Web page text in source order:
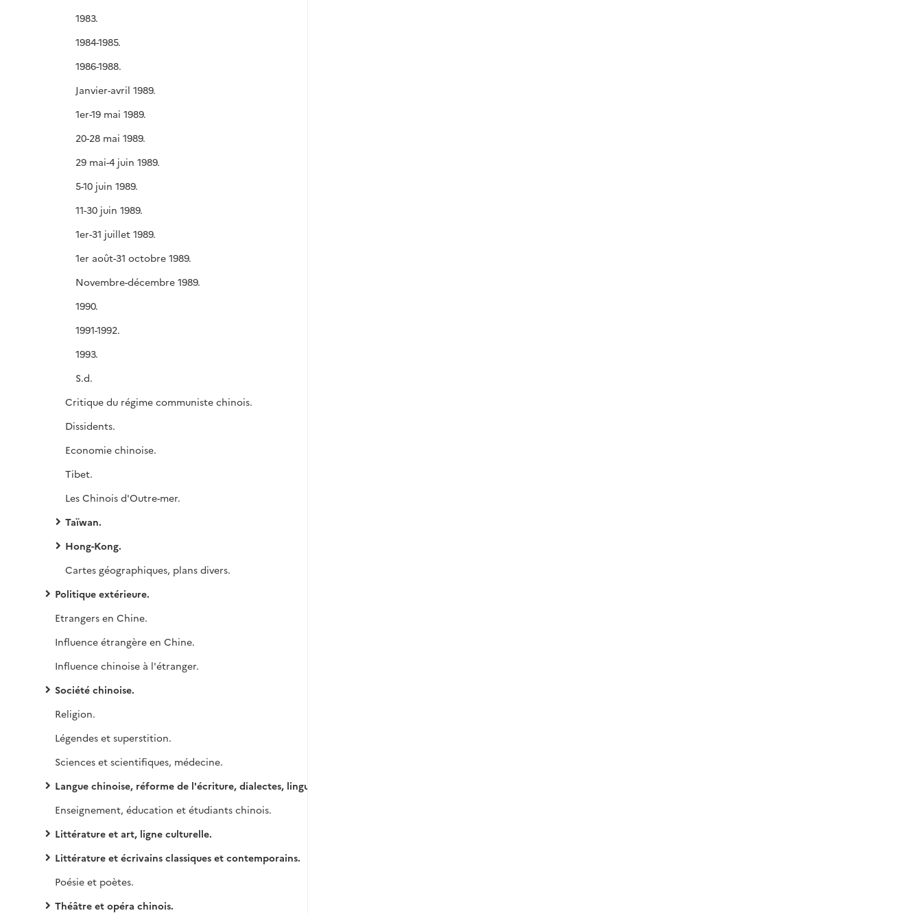
1983.
1984-1985.
1986-1988.
Janvier-avril 1989.
1er-19 mai 1989.
20-28 mai 1989.
29 mai-4 juin 1989.
5-10 juin 1989.
11-30 juin 1989.
1er-31 juillet 1989.
1er août-31 octobre 1989.
Novembre-décembre 1989.
1990.
1991-1992.
1993.
S.d.
Critique du régime communiste chinois.
Dissidents.
Economie chinoise.
Tibet.
Les Chinois d'Outre-mer.
Taïwan.
Hong-Kong.
Cartes géographiques, plans divers.
Politique extérieure.
Etrangers en Chine.
Influence étrangère en Chine.
Influence chinoise à l'étranger.
Société chinoise.
Religion.
Légendes et superstition.
Sciences et scientifiques, médecine.
Langue chinoise, réforme de l'écriture, dialectes, linguistique, pinyin, styles d'écriture.
Enseignement, éducation et étudiants chinois.
Littérature et art, ligne culturelle.
Littérature et écrivains classiques et contemporains.
Poésie et poètes.
Théâtre et opéra chinois.